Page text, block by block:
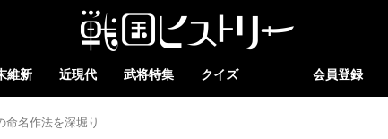
維新 近現代 武将特集 クイズ 会員登録
名作法を深堀り